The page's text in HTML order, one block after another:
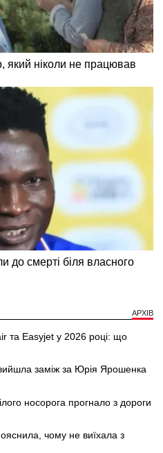
АРХІВ
та Easyjet у 2026 році: що
заміж за Юрія Ярошенка
носорога прогнало з дороги
чому не виїхала з